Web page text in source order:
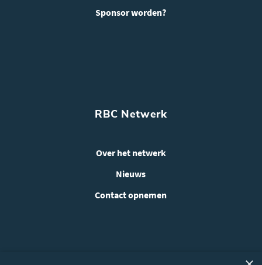
Sponsor worden?
RBC Netwerk
Over het netwerk
Nieuws
Contact opnemen